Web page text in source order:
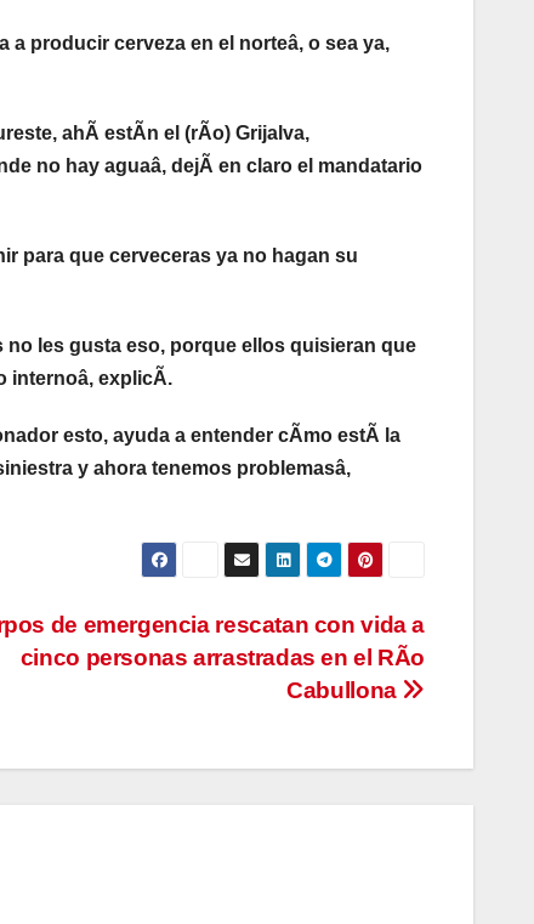
a producir cerveza en el norteâ, o sea ya,
ahÃ estÃn el (rÃo) Grijalva,
no hay aguaâ, dejÃ en claro el mandatario
para que cerveceras ya no hagan su
les gusta eso, porque ellos quisieran que
internoâ, explicÃ.
esto, ayuda a entender cÃmo estÃ la
y ahora tenemos problemasâ,
de emergencia rescatan con vida a
cinco personas arrastradas en el RÃo
Cabullona